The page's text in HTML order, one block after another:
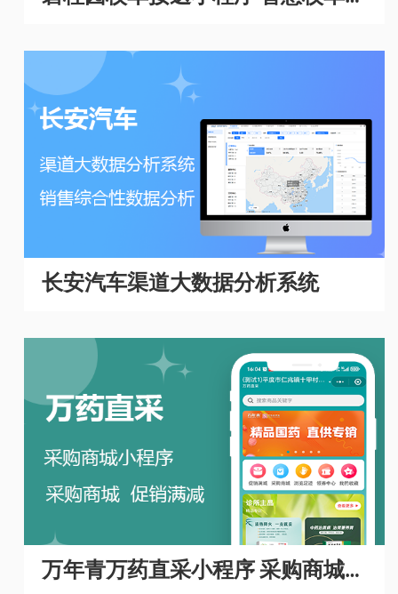
理系统
长安汽车渠道大数据分析系统
万年青万药直采小程序 采购商城A